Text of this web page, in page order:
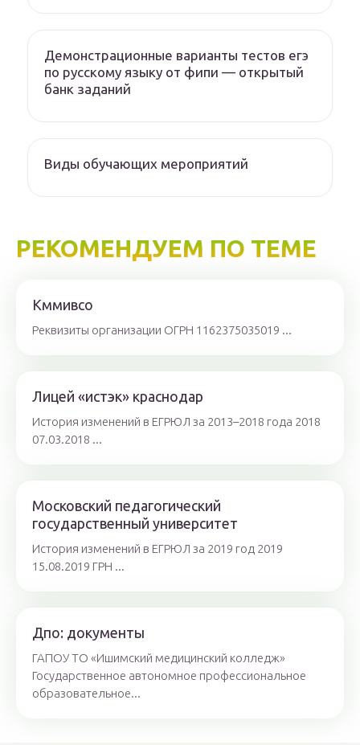
Демонстрационные варианты тестов егэ
по русскому языку от фипи — открытый
банк заданий
Виды обучающих мероприятий
РЕКОМЕНДУЕМ ПО ТЕМЕ
Кммивсо
Реквизиты организации ОГРН 1162375035019 ...
Лицей «истэк» краснодар
История изменений в ЕГРЮЛ за 2013–2018 года 2018
07.03.2018 ...
Московский педагогический
государственный университет
История изменений в ЕГРЮЛ за 2019 год 2019
15.08.2019 ГРН ...
Дпо: документы
ГАПОУ ТО «Ишимский медицинский колледж»
Государственное автономное профессиональное
образовательное...